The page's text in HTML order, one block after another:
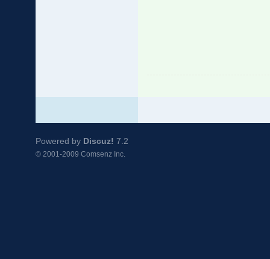
Powered by Discuz! 7.2
© 2001-2009 Comsenz Inc.